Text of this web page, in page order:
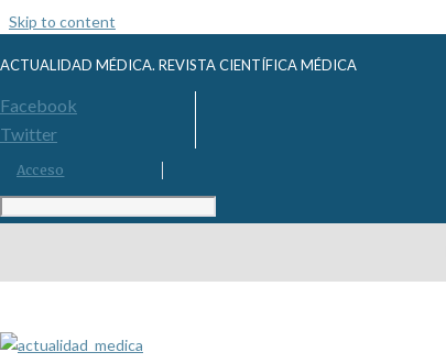
Skip to content
ACTUALIDAD MÉDICA. REVISTA CIENTÍFICA MÉDICA
Facebook
Twitter
Acceso